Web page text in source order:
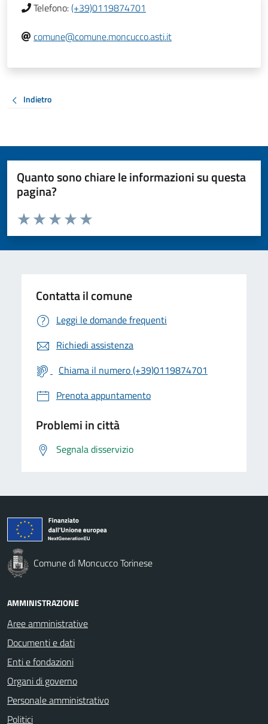
Telefono:(+39)0119874701
comune@comune.moncucco.asti.it
Indietro
Quanto sono chiare le informazioni su questa
pagina?
Valuta da 1 a 5 stelle la pagina
Valuta 5 stelle su 5
Valuta 4 stelle su 5
Valuta 3 stelle su 5
Valuta 2 stelle su 5
Valuta 1 stelle su 5
Contatta il comune
Leggi le domande frequenti
Richiedi assistenza
Chiama il numero (+39)0119874701
Prenota appuntamento
Problemi in città
Segnala disservizio
Comune di Moncucco Torinese
AMMINISTRAZIONE
Aree amministrative
Documenti e dati
Enti e fondazioni
Organi di governo
Personale amministrativo
Politici